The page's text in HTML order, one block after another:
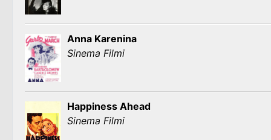
Anna Karenina
Sinema Filmi
Happiness Ahead
Sinema Filmi